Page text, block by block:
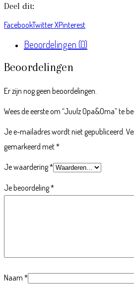
Deel dit:
FacebookTwitter XPinterest
Beoordelingen (0)
Beoordelingen
Er zijn nog geen beoordelingen.
Wees de eerste om “Juulz Opa&Oma” te
Je e-mailadres wordt niet gepubliceerd.
gemarkeerd met*
Je waardering*
Je beoordeling*
Naam *